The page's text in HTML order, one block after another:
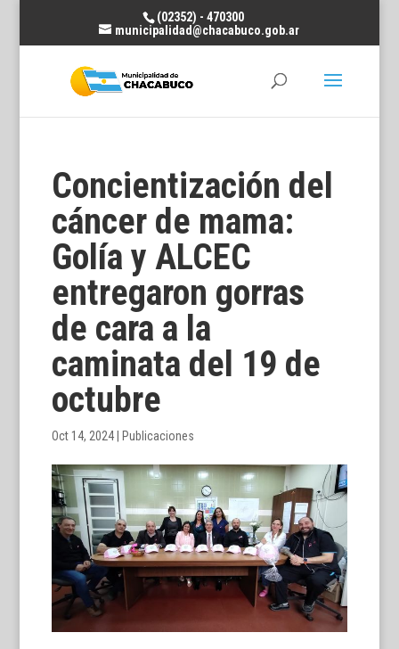
(02352) - 470300
municipalidad@chacabuco.gob.ar
Concientización del
cáncer de mama:
Golía y ALCEC
entregaron gorras
de cara a la
caminata del 19 de
octubre
Oct 14, 2024| Publicaciones